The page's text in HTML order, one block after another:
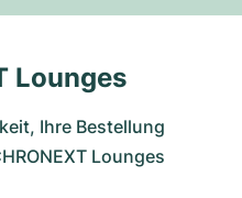
Lounges
Ihre Bestellung
Lounges